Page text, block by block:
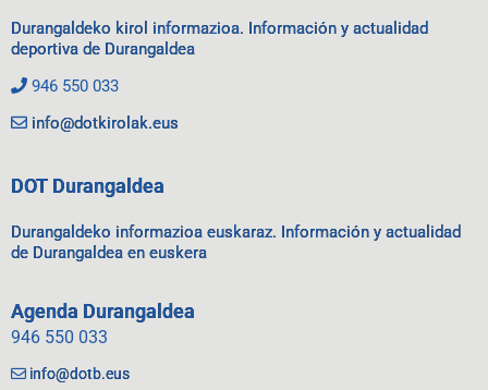
Durangaldeko kirol informazioa. Información y actualidad
deportiva de Durangaldea
946 550 033
info@dotkirolak.eus
DOT Durangaldea
Durangaldeko informazioa euskaraz. Información y actualidad
de Durangaldea en euskera
Agenda Durangaldea
946 550 033
info@dotb.eus